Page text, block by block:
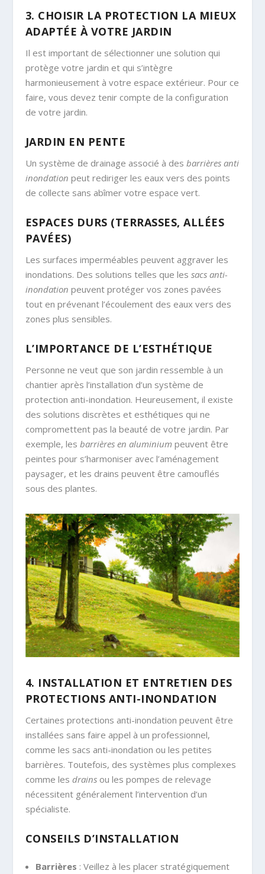
3. CHOISIR LA PROTECTION LA MIEUX
ADAPTÉE À VOTRE JARDIN
Il est important de sélectionner une solution qui
protège votre jardin et qui s’intègre
harmonieusement à votre espace extérieur. Pour ce
faire, vous devez tenir compte de la configuration
de votre jardin.
JARDIN EN PENTE
Un système de drainage associé à des barrières anti
inondation peut rediriger les eaux vers des points
de collecte sans abîmer votre espace vert.
ESPACES DURS (TERRASSES, ALLÉES
PAVÉES)
Les surfaces imperméables peuvent aggraver les
inondations. Des solutions telles que les sacs anti-
inondation peuvent protéger vos zones pavées
tout en prévenant l’écoulement des eaux vers des
zones plus sensibles.
L’IMPORTANCE DE L’ESTHÉTIQUE
Personne ne veut que son jardin ressemble à un
chantier après l’installation d’un système de
protection anti-inondation. Heureusement, il existe
des solutions discrètes et esthétiques qui ne
compromettent pas la beauté de votre jardin. Par
exemple, les barrières en aluminium peuvent être
peintes pour s’harmoniser avec l’aménagement
paysager, et les drains peuvent être camouflés
sous des plantes.
4. INSTALLATION ET ENTRETIEN DES
PROTECTIONS ANTI-INONDATION
Certaines protections anti-inondation peuvent être
installées sans faire appel à un professionnel,
comme les sacs anti-inondation ou les petites
barrières. Toutefois, des systèmes plus complexes
comme les drainsou les pompes de relevage
nécessitent généralement l’intervention d’un
spécialiste.
CONSEILS D’INSTALLATION
Barrières : Veillez à les placer stratégiquement